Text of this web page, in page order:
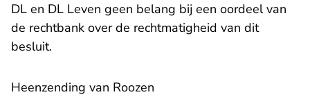
DL en DL Leven geen belang bij een oordeel van
de rechtbank over de rechtmatigheid van dit
besluit.
Heenzending van Roozen